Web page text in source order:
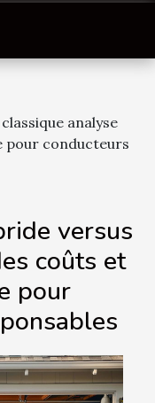
analyse
pour conducteurs
versus
coûts et
pour